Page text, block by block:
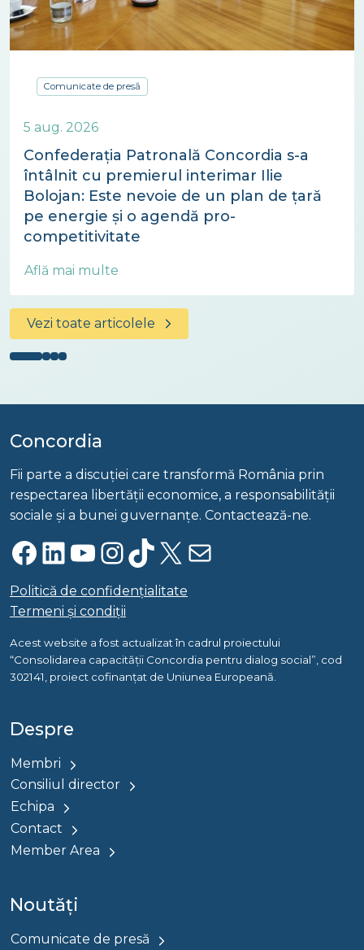
Comunicate de presă
5 aug. 2026
Confederația Patronală Concordia s-a
întâlnit cu premierul interimar Ilie
Bolojan: Este nevoie de un plan de țară
pe energie și o agendă pro-
competitivitate
Află mai multe
Vezi toate articolele
Concordia
Fii parte a discuției care transformă România prin
respectarea libertății economice, a responsabilității
sociale și a bunei guvernanțe. Contactează-ne.
Facebook LinkedIn YouTube InstagramTikTok X Mail
Politică de confidențialitate
Termeni și condiții
Acest website a fost actualizat în cadrul proiectului
“Consolidarea capacității Concordia pentru dialog social”, cod
302141, proiect cofinanțat de Uniunea Europeană.
Despre
Membri
Consiliul director
Echipa
Contact
Member Area
Noutăți
Comunicate de presă